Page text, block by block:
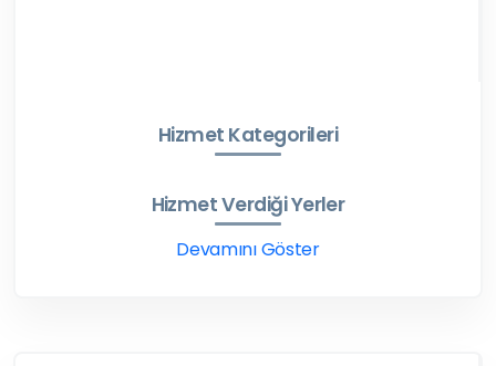
Hizmet Kategorileri
Hizmet Verdiği Yerler
Devamını Göster